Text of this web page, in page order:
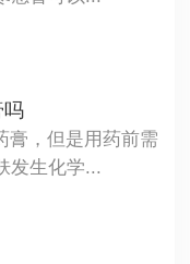
吗
膏，但是用药前需
发生化学...